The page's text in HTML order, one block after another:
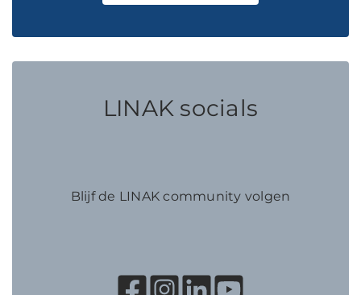
LINAK socials
Blijf de LINAK community volgen